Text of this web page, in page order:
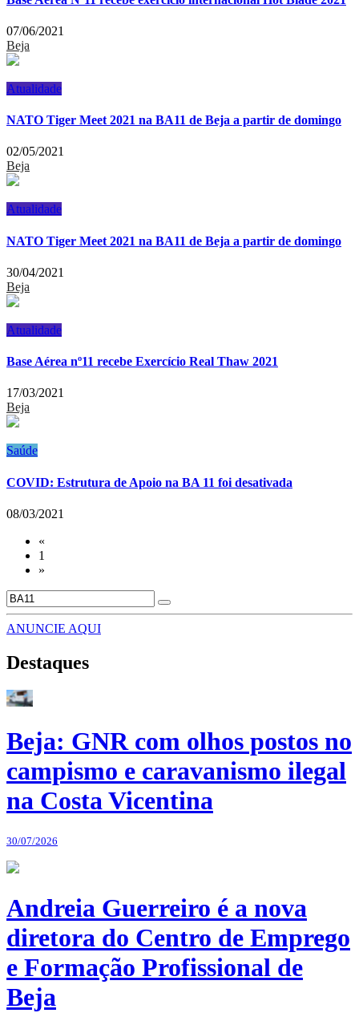
07/06/2021
Beja
Atualidade
NATO Tiger Meet 2021 na BA11 de Beja a partir de domingo
02/05/2021
Beja
Atualidade
NATO Tiger Meet 2021 na BA11 de Beja a partir de domingo
30/04/2021
Beja
Atualidade
Base Aérea nº11 recebe Exercício Real Thaw 2021
17/03/2021
Beja
Saúde
COVID: Estrutura de Apoio na BA 11 foi desativada
08/03/2021
«
1
»
ANUNCIE AQUI
Destaques
Beja: GNR com olhos postos no
campismo e caravanismo ilegal
na Costa Vicentina
30/07/2026
Andreia Guerreiro é a nova
diretora do Centro de Emprego
e Formação Profissional de
Beja